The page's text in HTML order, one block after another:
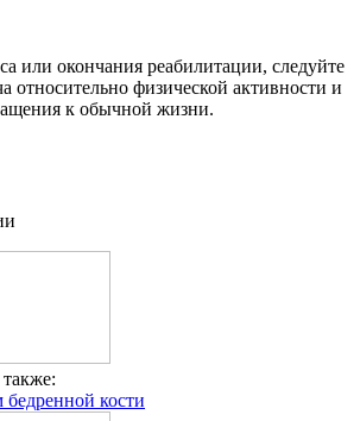
или окончания реабилитации, следуйте
относительно физической активности и
к обычной жизни.
кости